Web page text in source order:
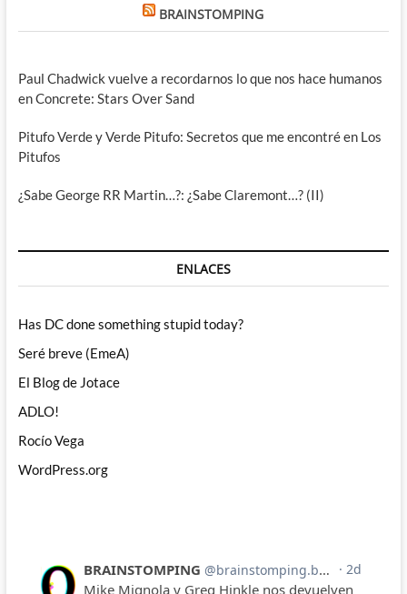
BRAINSTOMPING
Paul Chadwick vuelve a recordarnos lo que nos hace humanos
en Concrete: Stars Over Sand
Pitufo Verde y Verde Pitufo: Secretos que me encontré en Los
Pitufos
¿Sabe George RR Martin…?: ¿Sabe Claremont…? (II)
ENLACES
Has DC done something stupid today?
Seré breve (EmeA)
El Blog de Jotace
ADLO!
Rocío Vega
WordPress.org